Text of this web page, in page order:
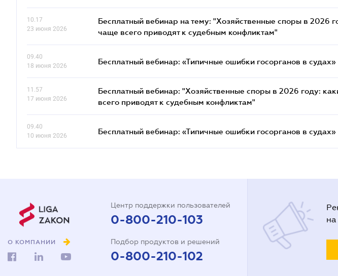
10.17
23 июня 2026
Бесплатный вебинар на тему: "Хозяйственные споры в 2026
чаще всего приводят к судебным конфликтам"
09.40
18 июня 2026
Бесплатный вебинар: «Типичные ошибки госорганов в судах»
11.57
17 июня 2026
Бесплатный вебинар: "Хозяйственные споры в 2026 году:
всего приводят к судебным конфликтам"
09.40
10 июня 2026
Бесплатный вебинар: «Типичные ошибки госорганов в судах»
О КОМПАНИИ
Центр поддержки пользователей
0-800-210-103
Подбор продуктов и решений
0-800-210-102
на